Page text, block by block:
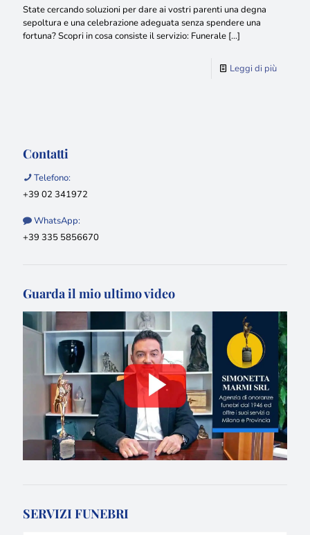
State cercando soluzioni per dare ai vostri parenti una degna
sepoltura e una celebrazione adeguata senza spendere una
fortuna? Scopri in cosa consiste il servizio: Funerale […]
Leggi di più
Contatti
Telefono:
+39 02 341972
WhatsApp:
+39 335 5856670
Guarda il mio ultimo video
SERVIZI FUNEBRI